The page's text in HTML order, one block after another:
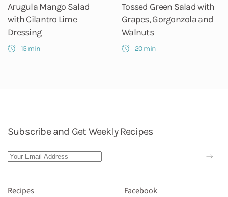
Arugula Mango Salad
with Cilantro Lime
Dressing
15 min
Tossed Green Salad with
Grapes, Gorgonzola and
Walnuts
20 min
Subscribe and Get Weekly Recipes
Recipes
Facebook